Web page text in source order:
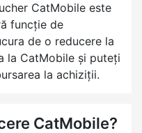
CatMobile este
funcție de
de o reducere la
la CatMobile și puteți
la achiziții.
CatMobile?